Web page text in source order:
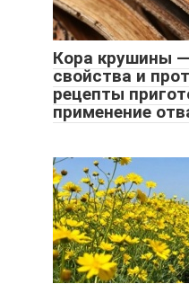
Кора крушины
свойства и
рецепты
применение